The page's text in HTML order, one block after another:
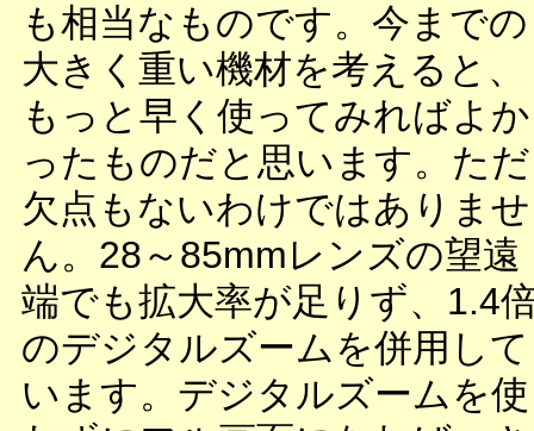
も相当なものです。今までの
大きく重い機材を考えると、
もっと早く使ってみればよか
ったものだと思います。ただ
欠点もないわけではありませ
ん。28～85mmレンズの望遠
端でも拡大率が足りず、1.4
のデジタルズームを併用して
います。デジタルズームを使